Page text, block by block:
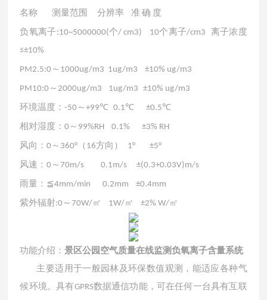
名称
测量范围 分辨率 准 确 度
负氧离子 :10~5000000(个/ cm3) 10个离子/cm3 离子浓度
≤±10%
PM2.5:0 ～ 1000ug/m3 1ug/m3 ±10% ug/m3
PM10:0 ～ 2000ug/m3 1ug/m3 ±10% ug/m3
环境温度 ：-50 ～+99℃ 0.1℃ ±0.5℃
相对湿度 ：0 ～ 99%RH 0.1% ±3% RH
风向 ：0 ～ 360° （ 16方向） 1° ±5°
风速 ：0 ～70m/s 0.1m/s ±(0.3+0.03V)m/s
雨量 ： ≦4mm/min 0.2mm±0.4mm
紫外辐射:0 ～70W/ ㎡ 1W/ ㎡ ±2% W/ ㎡
功能介绍：景区公园空气质量在线监测负氧离子含量系统
主要适用于一般园林及环保数值观测，能适应各种气
候环境。具有GPRS数据通信功能，可在任何一台具有互联